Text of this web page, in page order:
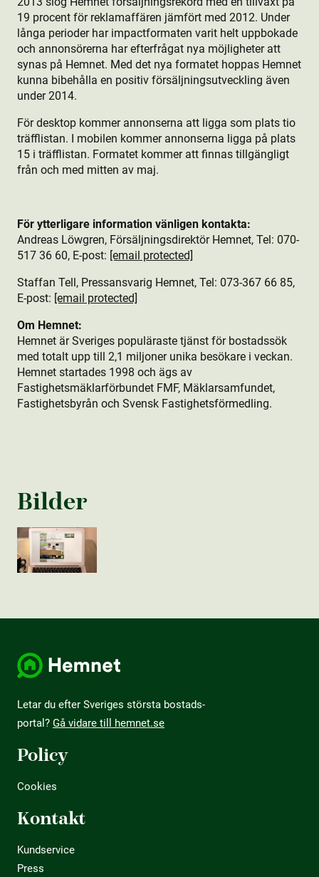
19 procent för reklamaffären jämfört med 2012. Under
långa perioder har impactformaten varit helt uppbokade
och annonsörerna har efterfrågat nya möjligheter att
synas på Hemnet. Med det nya formatet hoppas Hemnet
kunna bibehålla en positiv försäljningsutveckling även
under 2014.
För desktop kommer annonserna att ligga som plats tio
träfflistan. I mobilen kommer annonserna ligga på plats
15 i träfflistan. Formatet kommer att finnas tillgängligt
från och med mitten av maj.
För ytterligare information vänligen kontakta:
Andreas Löwgren, Försäljningsdirektör Hemnet, Tel: 070-
517 36 60, E-post: [email protected]
Staffan Tell, Pressansvarig Hemnet, Tel: 073-367 66 85,
E-post: [email protected]
Om Hemnet:
Hemnet är Sveriges populäraste tjänst för bostads­sök
med totalt upp till 2,1 miljoner unika besökare i veckan.
Hemnet startades 1998 och ägs av
Fastighetsmäklarförbundet FMF, Mäklarsamfundet,
Fastighetsbyrån och Svensk Fastighetsförmedling.
Bilder
Letar du efter Sveriges största bostads­
portal? Gå vidare till hemnet.se
Policy
Cookies
Kontakt
Kundservice
Press